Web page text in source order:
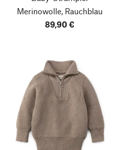
Merinowolle, Rauchblau
89,90 €